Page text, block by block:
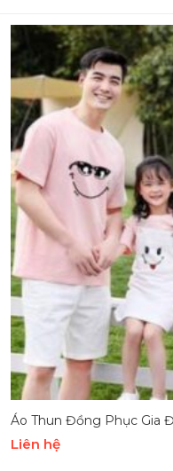
Áo Thun Đồng Phục Gia
Liên hệ